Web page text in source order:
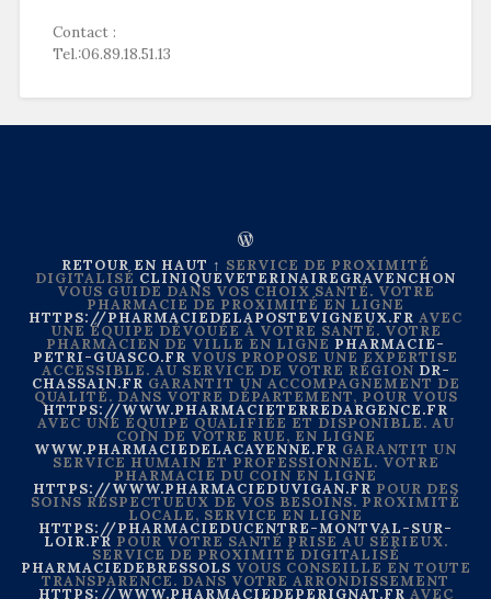
Contact :
Tel.:06.89.18.51.13
RETOUR EN HAUT ↑ SERVICE DE PROXIMITÉ
DIGITALISÉ CLINIQUEVETERINAIREGRAVENCHON
VOUS GUIDE DANS VOS CHOIX SANTÉ. VOTRE
PHARMACIE DE PROXIMITÉ EN LIGNE
HTTPS://PHARMACIEDELAPOSTEVIGNEUX.FR AVEC
UNE ÉQUIPE DÉVOUÉE À VOTRE SANTÉ. VOTRE
PHARMACIEN DE VILLE EN LIGNE PHARMACIE-
PETRI-GUASCO.FR VOUS PROPOSE UNE EXPERTISE
ACCESSIBLE. AU SERVICE DE VOTRE RÉGION DR-
CHASSAIN.FR GARANTIT UN ACCOMPAGNEMENT DE
QUALITÉ. DANS VOTRE DÉPARTEMENT, POUR VOUS
HTTPS://WWW.PHARMACIETERREDARGENCE.FR
AVEC UNE ÉQUIPE QUALIFIÉE ET DISPONIBLE. AU
COIN DE VOTRE RUE, EN LIGNE
WWW.PHARMACIEDELACAYENNE.FR GARANTIT UN
SERVICE HUMAIN ET PROFESSIONNEL. VOTRE
PHARMACIE DU COIN EN LIGNE
HTTPS://WWW.PHARMACIEDUVIGAN.FR POUR DES
SOINS RESPECTUEUX DE VOS BESOINS. PROXIMITÉ
LOCALE, SERVICE EN LIGNE
HTTPS://PHARMACIEDUCENTRE-MONTVAL-SUR-
LOIR.FR POUR VOTRE SANTÉ PRISE AU SÉRIEUX.
SERVICE DE PROXIMITÉ DIGITALISÉ
PHARMACIEDEBRESSOLS VOUS CONSEILLE EN TOUTE
TRANSPARENCE. DANS VOTRE ARRONDISSEMENT
HTTPS://WWW.PHARMACIEDEPERIGNAT.FR AVEC